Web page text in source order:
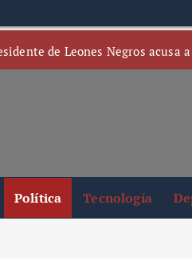
de Leones Negros acusa
Política Tecnología